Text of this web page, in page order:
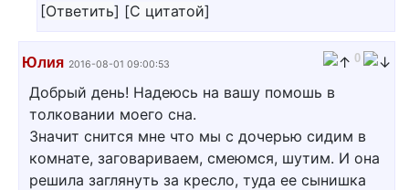
[Ответить] [С цитатой]
Юлия 2016-08-01 09:00:53 0
Добрый день! Надеюсь на вашу помошь в
толковании моего сна.
Значит снится мне что мы с дочерью сидим в
комнате, заговариваем, смеюмся, шутим. И она
решила заглянуть за кресло, туда ее сынишка